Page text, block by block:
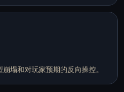
塌和对玩家预期的反向操控。